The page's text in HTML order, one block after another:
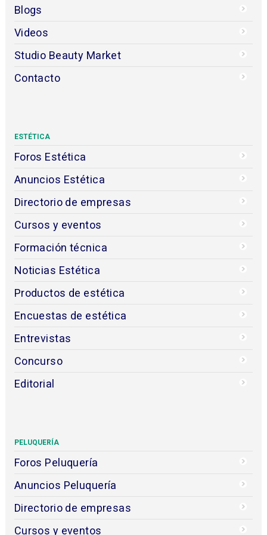
Blogs
Videos
Studio Beauty Market
Contacto
ESTÉTICA
Foros Estética
Anuncios Estética
Directorio de empresas
Cursos y eventos
Formación técnica
Noticias Estética
Productos de estética
Encuestas de estética
Entrevistas
Concurso
Editorial
PELUQUERÍA
Foros Peluquería
Anuncios Peluquería
Directorio de empresas
Cursos y eventos